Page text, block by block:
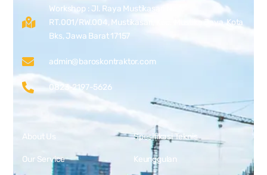
Workshop : Jl. Raya Mustikasari No.1,
RT.001/RW.004, Mustikasari, Kec. Mustika Jaya, Kota
Bks, Jawa Barat 17157
admin@baroskontraktor.com
0823-2197-5626
About Us
Our Service
Spesifikasi Teknis
Keunggulan